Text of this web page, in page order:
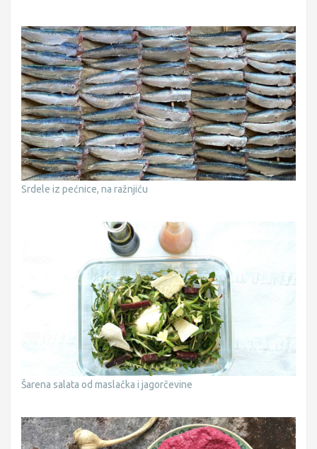
Srdele iz pećnice, na ražnjiću
Šarena salata od maslačka i jagorčevine